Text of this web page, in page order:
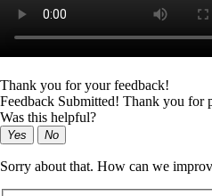
Thank you for your feedback!
Feedback Submitted! Thank you for
Was this helpful?
Yes No
Sorry about that. How can we